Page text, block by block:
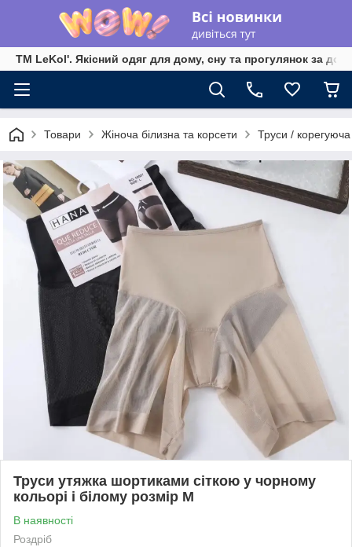
TM LeKol'. Якісний одяг для дому, сну та прогулянок за
Товари Жіноча білизна та корсети Труси / корегуюча
Труси утяжка шортиками сіткою у чорному
кольорі і білому розмір М
В наявності
Роздріб